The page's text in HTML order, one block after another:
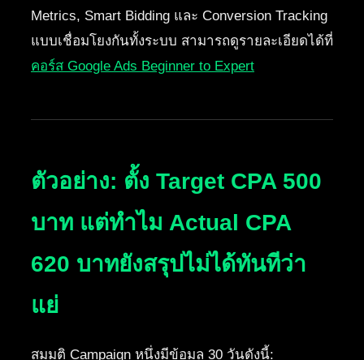
Metrics, Smart Bidding และ Conversion Tracking
แบบเชื่อมโยงกันทั้งระบบ สามารถดูรายละเอียดได้ที่
คอร์ส Google Ads Beginner to Expert
ตัวอย่าง: ตั้ง Target CPA 500
บาท แต่ทำไม Actual CPA
620 บาทยังสรุปไม่ได้ทันทีว่า
แย่
สมมุติ Campaign หนึ่งมีข้อมูล 30 วันดังนี้: